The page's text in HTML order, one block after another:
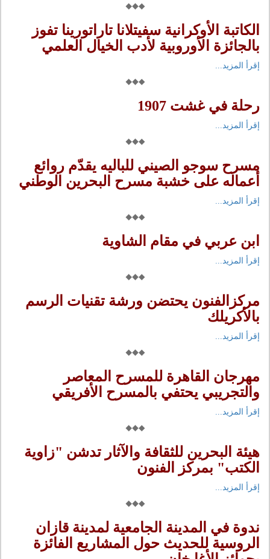
الكاتبة الأوكرانية سفيتلانا تاراتورينا تفوز
بالجائزة الأوروبية لأدب الخيال العلمي
إقرأ المزيد...
رحلة في غشت 1907
إقرأ المزيد...
مسرح سوجو الصيني للباليه يقدّم روائع
أعماله على خشبة مسرح البحرين الوطني
إقرأ المزيد...
ابن عربي في مقام الشاوية
إقرأ المزيد...
مركزالفنون يحتضن ورشة تقنيات الرسم
بالأكريلك
إقرأ المزيد...
مهرجان القاهرة للمسرح المعاصر
والتجريبي يحتفي بالمسرح الأفريقي
إقرأ المزيد...
هيئة البحرين للثقافة والآثار تدشن "زاوية
الكتب" بمركز الفنون
إقرأ المزيد...
ندوة في المدينة الجامعية لمدينة قازان
الروسية للحديث حول المشاريع الفائزة